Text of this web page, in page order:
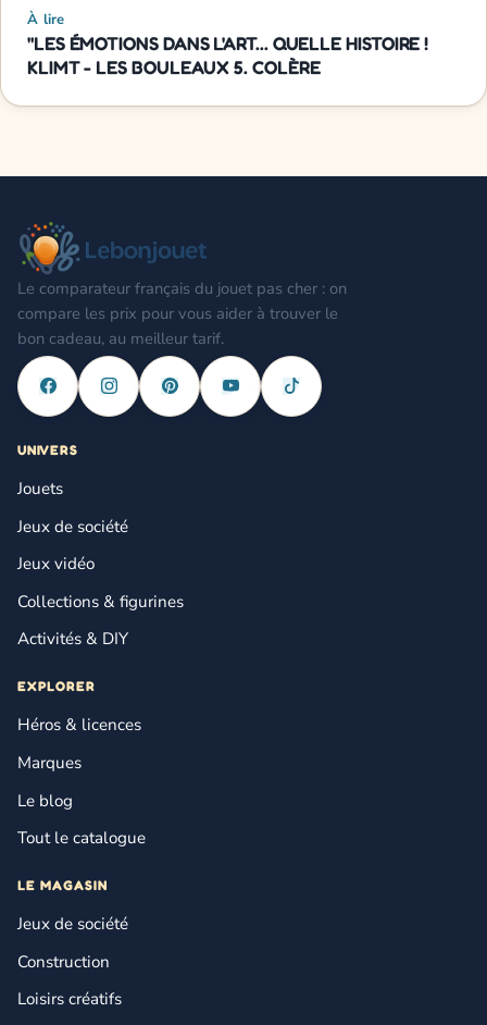
À lire
"LES ÉMOTIONS DANS L'ART... QUELLE HISTOIRE !
KLIMT - LES BOULEAUX 5. COLÈRE
Le comparateur français du jouet pas cher : on
compare les prix pour vous aider à trouver le
bon cadeau, au meilleur tarif.
UNIVERS
Jouets
Jeux de société
Jeux vidéo
Collections & figurines
Activités & DIY
EXPLORER
Héros & licences
Marques
Le blog
Tout le catalogue
LE MAGASIN
Jeux de société
Construction
Loisirs créatifs